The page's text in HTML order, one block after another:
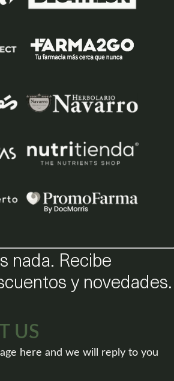
nada. Recibe
y novedades.
US
here and we will reply to you